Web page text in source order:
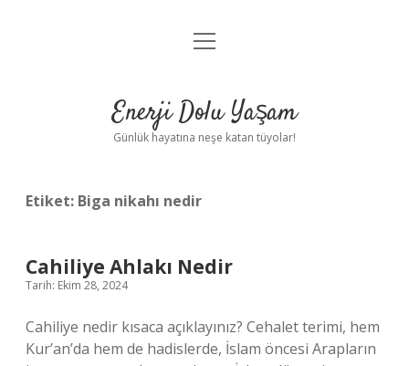
Anasayfa
Yasal Uyarı
menüyü
Enerji Dolu Yaşam
Günlük hayatına neşe katan tüyolar!
Etiket: Biga nikahı nedir
Cahiliye Ahlakı Nedir
Tarih: Ekim 28, 2024
Cahiliye nedir kısaca açıklayınız? Cehalet terimi, hem
Kur’an’da hem de hadislerde, İslam öncesi Arapların